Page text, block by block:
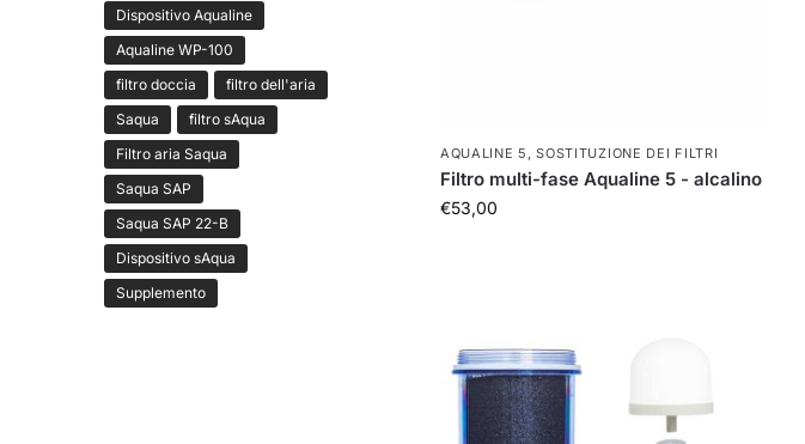
AQUALINE 5 ,SOSTITUZIONE DEI FILTRI
Filtro multi-fase Aqualine 5 - alcalino
€53,00
Dispositivo Aqualine
Aqualine WP-100
filtro doccia
filtro dell'aria
Saqua
filtro sAqua
Filtro aria Saqua
Saqua SAP
Saqua SAP 22-B
Dispositivo sAqua
Supplemento